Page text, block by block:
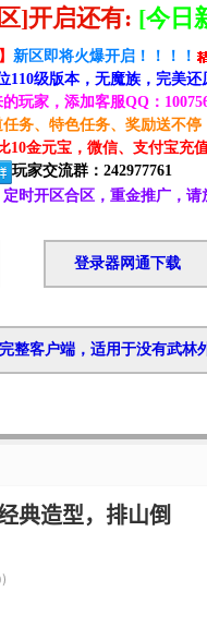
典造型，排山倒
)